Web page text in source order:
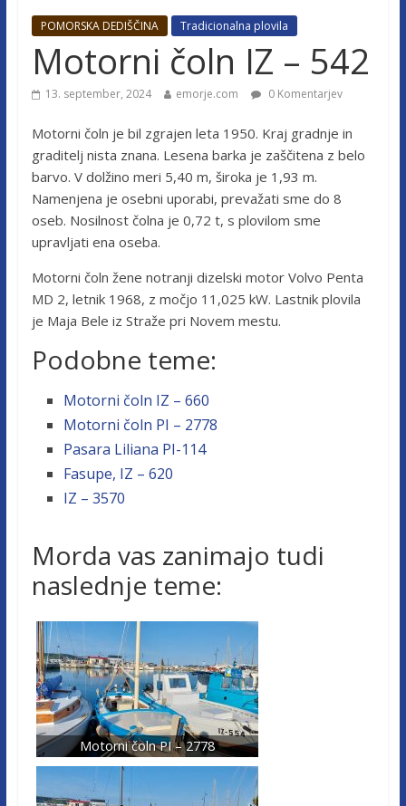
POMORSKA DEDIŠČINA Tradicionalna plovila
Motorni čoln IZ – 542
13. september, 2024 emorje.com 0 Komentarjev
Motorni čoln je bil zgrajen leta 1950. Kraj gradnje in
graditelj nista znana. Lesena barka je zaščitena z belo
barvo. V dolžino meri 5,40 m, široka je 1,93 m.
Namenjena je osebni uporabi, prevažati sme do 8
oseb. Nosilnost čolna je 0,72 t, s plovilom sme
upravljati ena oseba.
Motorni čoln žene notranji dizelski motor Volvo Penta
MD 2, letnik 1968, z močjo 11,025 kW. Lastnik plovila
je Maja Bele iz Straže pri Novem mestu.
Podobne teme:
Motorni čoln IZ – 660
Motorni čoln PI – 2778
Pasara Liliana PI-114
Fasupe, IZ – 620
IZ – 3570
Morda vas zanimajo tudi
naslednje teme:
Motorni čoln PI – 2778